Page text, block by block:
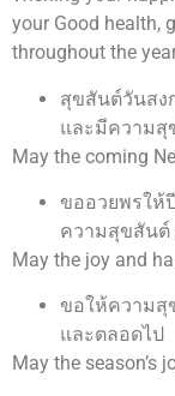
your Good health,
throughout the
สุขสันต์วันสง
และมีความสุ
May the coming
ขออวยพรให้
ความสุขสันต์
May the joy and
ขอให้ความสุ
และตลอดไป
May the season’s